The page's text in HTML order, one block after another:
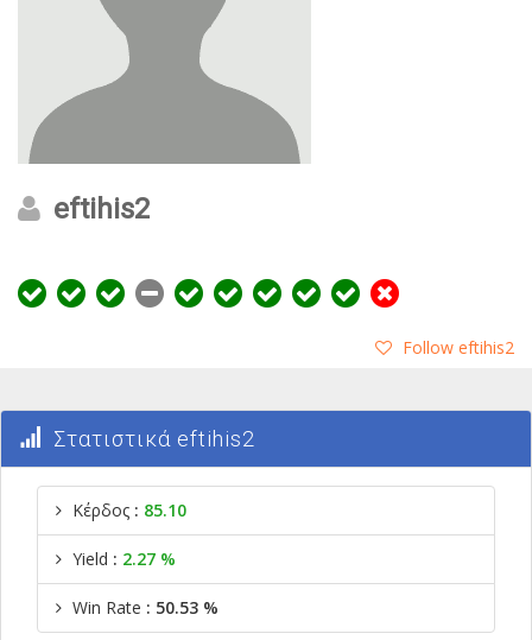
eftihis2
Follow eftihis2
Στατιστικά eftihis2
Κέρδος : 85.10
Yield : 2.27 %
Win Rate : 50.53 %